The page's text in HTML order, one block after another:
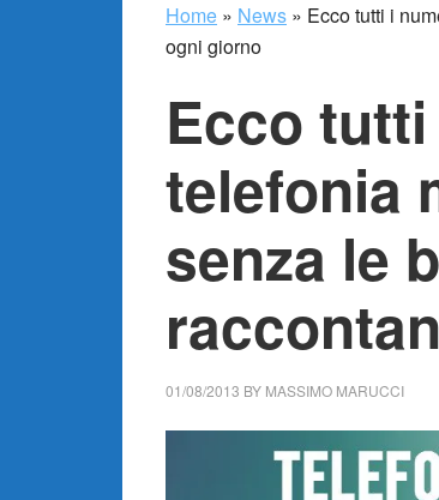
Home » News » Ecco tutti i
ogni giorno
Ecco
telefonia
senza le
01/08/2013 BY MASSIMO MARUCCI